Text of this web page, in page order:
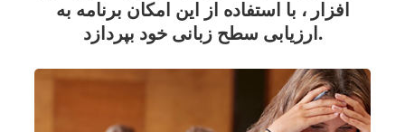
افزار ، با استفاده از این امکان برنامه به
ارزیابی سطح زبانی خود بپردازد.